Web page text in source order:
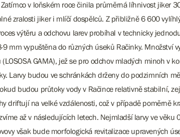
v loňském roce činila průměrná líhnivost jiker
zralosti jiker i mlíčí dospělců. Z přibližně 6 600
výtěru a odchovu larev probíhal v technicky
mm vypuštěna do různých úseků Račinky.
GAMA), jež se pro odchov mladých minoh v
Larvy budou ve schránkách drženy do podzimních
budou průtoky vody v Račince relativně stabilní,
driftují na velké vzdálenosti, což v případě poměrně
až v následujících letech. Nejmladší larvy ve
však bude morfologická revitalizace upravených